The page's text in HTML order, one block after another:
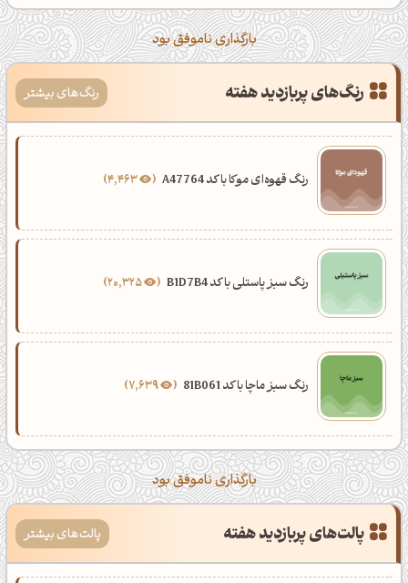
بارگذاری ناموفق بود
رنگ‌های پربازدید هفته رنگ‌های بیشتر
رنگ قهوه‌ای موکا با کد A47764 4,463
رنگ سبز پاستلی با کد B1D7B4 20,325
رنگ سبز ماچا با کد 81B061 7,639
بارگذاری ناموفق بود
پالت‌های پربازدید هفته پالت‌های بیشتر